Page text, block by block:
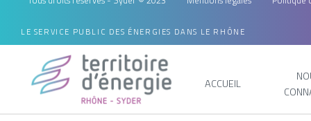
LE SERVICE PUBLIC DES ÉNERGIES DANS LE RHÔNE
ACCUEIL